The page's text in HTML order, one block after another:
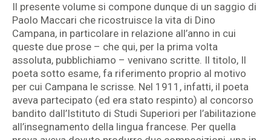
Il presente volume si compone dunque di un saggio di
Paolo Maccari che ricostruisce la vita di Dino
Campana, in particolare in relazione all’anno in cui
queste due prose – che qui, per la prima volta
assoluta, pubblichiamo – venivano scritte. Il titolo, Il
poeta sotto esame, fa riferimento proprio al motivo
per cui Campana le scrisse. Nel 1911, infatti, il poeta
aveva partecipato (ed era stato respinto) al concorso
bandito dall’Istituto di Studi Superiori per l’abilitazione
all’insegnamento della lingua francese. Per quella